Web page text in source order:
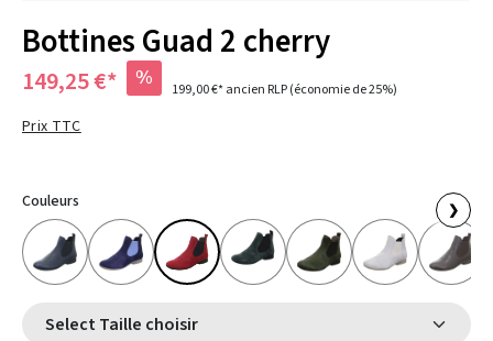
Bottines Guad 2 cherry
149,25 €* % 199,00 €*ancien RLP(économie de 25%)
Prix TTC
Couleurs ❯
Select Taille choisir